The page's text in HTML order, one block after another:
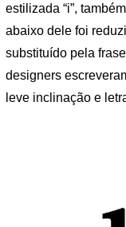
estilizada “i”,
abaixo dele foi
substituído pela
designers
leve inclinação e